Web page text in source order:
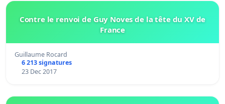
Contre le renvoi de Guy Noves de la tête du XV de
France
Guillaume Rocard
6 213 signatures
23 Dec 2017